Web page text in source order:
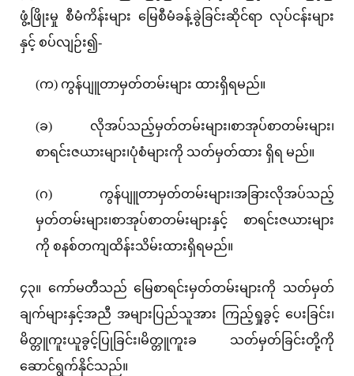
ဖွံ့ဖြိုးမှု စီမံကိန်းများ မြေစီမံခန့်ခွဲခြင်းဆိုင်ရာ လုပ်ငန်းများ
နှင့် စပ်လျဉ်း၍-
(က) ကွန်ပျူတာမှတ်တမ်းများ ထားရှိရမည်။
(ခ) လိုအပ်သည့်မှတ်တမ်းများ၊စာအုပ်စာတမ်းများ၊
စာရင်းဇယားများ၊ပုံစံများကို သတ်မှတ်ထား ရှိရ မည်။
(ဂ) ကွန်ပျူတာမှတ်တမ်းများ၊အခြားလိုအပ်သည့်
မှတ်တမ်းများ၊စာအုပ်စာတမ်းများနှင့် စာရင်းဇယားများ
ကို စနစ်တကျထိန်းသိမ်းထားရှိရမည်။
၄၃။ ကော်မတီသည် မြေစာရင်းမှတ်တမ်းများကို သတ်မှတ်
ချက်များနှင့်အညီ အများပြည်သူအား ကြည့်ရှုခွင့် ပေးခြင်း၊
မိတ္တူကူးယူခွင့်ပြုခြင်း၊မိတ္တူကူးခ သတ်မှတ်ခြင်းတို့ကို
ဆောင်ရွက်နိုင်သည်။